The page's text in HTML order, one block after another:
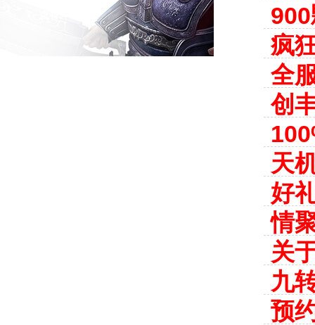
疯
全
创
天
好
情
关
九
预